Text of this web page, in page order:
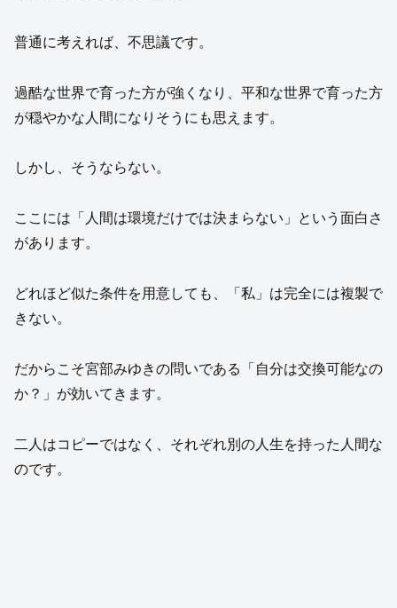
普通に考えれば、不思議です。
過酷な世界で育った方が強くなり、平和な世界で育った方
が穏やかな人間になりそうにも思えます。
しかし、そうならない。
ここには「人間は環境だけでは決まらない」という面白さ
があります。
どれほど似た条件を用意しても、「私」は完全には複製で
きない。
だからこそ宮部みゆきの問いである「自分は交換可能なの
か？」が効いてきます。
二人はコピーではなく、それぞれ別の人生を持った人間な
のです。